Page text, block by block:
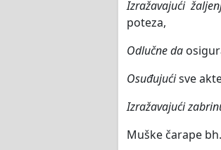
Izražavajući
poteza,
Odlučne da
Osuđujućisve
Izražavajući
Muške čarape